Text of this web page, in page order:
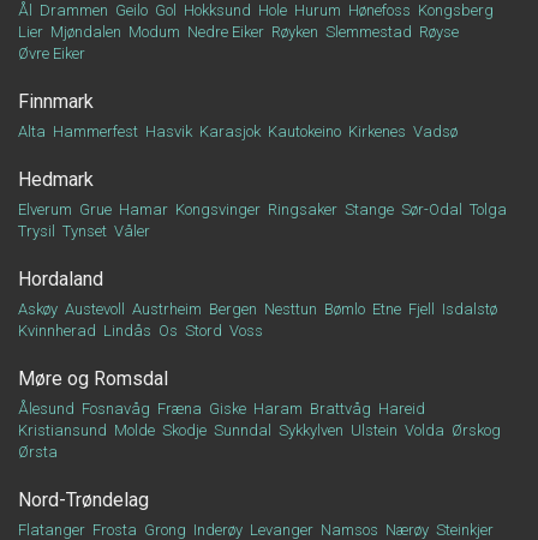
Ål Drammen Geilo Gol Hokksund Hole Hurum Hønefoss Kongsberg
Lier Mjøndalen Modum Nedre Eiker Røyken Slemmestad Røyse
Øvre Eiker
Finnmark
Alta Hammerfest Hasvik Karasjok Kautokeino Kirkenes Vadsø
Hedmark
Elverum Grue Hamar Kongsvinger Ringsaker Stange Sør-Odal
Tolga
Trysil
Tynset Våler
Hordaland
Askøy Austevoll Austrheim Bergen Nesttun Bømlo Etne Fjell
Isdalstø
Kvinnherad Lindås Os Stord Voss
Møre og Romsdal
Ålesund Fosnavåg Fræna Giske Haram Brattvåg Hareid
Kristiansund Molde Skodje Sunndal Sykkylven Ulstein Volda Ørskog
Ørsta
Nord-Trøndelag
Flatanger Frosta Grong Inderøy Levanger Namsos Nærøy Steinkjer